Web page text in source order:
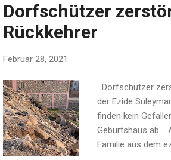
Dorfschützer
Rückkehrer
Februar 28, 2021
Dorfschützer
der Ezide
finden kein
Geburtshaus ab.
Familie aus dem